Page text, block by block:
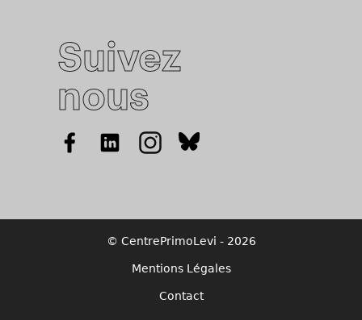
Suivez
nous
© CentrePrimoLevi - 2026
Mentions Légales
Contact